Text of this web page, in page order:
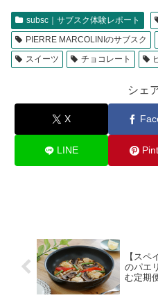
subsc｜サブスク体験レポート
PIERRE MARCOLINIのサブスク
スイーツ
チョコレート
シェ
X
LINE
【スペ
のパエ
む定期